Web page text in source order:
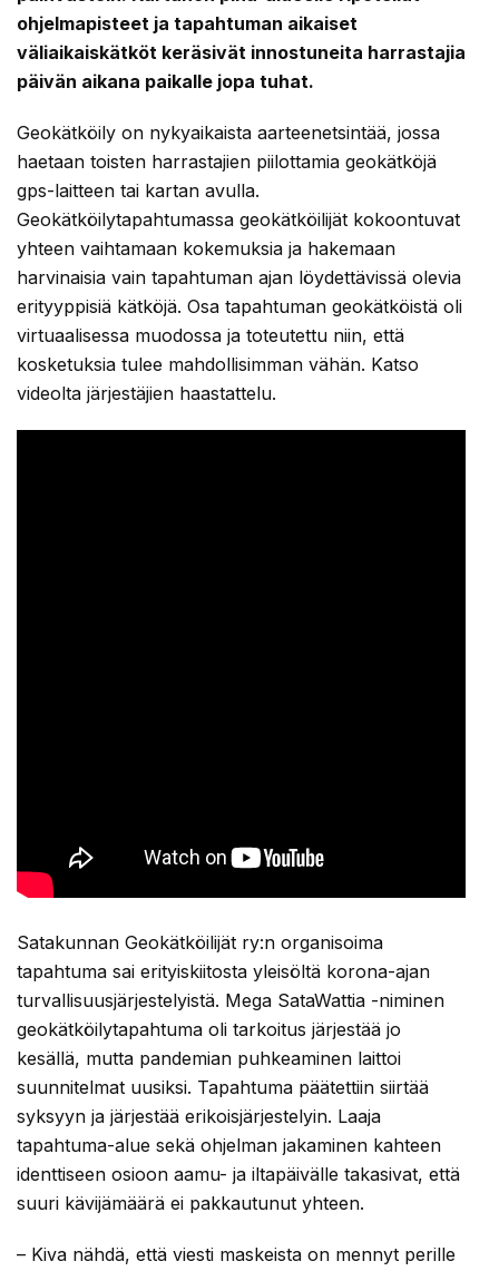
ohjelmapisteet ja tapahtuman aikaiset
väliaikaiskätköt keräsivät innostuneita harrastajia
päivän aikana paikalle jopa tuhat.
Geokätköily on nykyaikaista aarteenetsintää, jossa
haetaan toisten harrastajien piilottamia geokätköjä
gps-laitteen tai kartan avulla.
Geokätköilytapahtumassa geokätköilijät kokoontuvat
yhteen vaihtamaan kokemuksia ja hakemaan
harvinaisia vain tapahtuman ajan löydettävissä olevia
erityyppisiä kätköjä. Osa tapahtuman geokätköistä oli
virtuaalisessa muodossa ja toteutettu niin, että
kosketuksia tulee mahdollisimman vähän. Katso
videolta järjestäjien haastattelu.
Satakunnan Geokätköilijät ry:n organisoima
tapahtuma sai erityiskiitosta yleisöltä korona-ajan
turvallisuusjärjestelyistä. Mega SataWattia -niminen
geokätköilytapahtuma oli tarkoitus järjestää jo
kesällä, mutta pandemian puhkeaminen laittoi
suunnitelmat uusiksi. Tapahtuma päätettiin siirtää
syksyyn ja järjestää erikoisjärjestelyin. Laaja
tapahtuma-alue sekä ohjelman jakaminen kahteen
identtiseen osioon aamu- ja iltapäivälle takasivat, että
suuri kävijämäärä ei pakkautunut yhteen.
– Kiva nähdä, että viesti maskeista on mennyt perille